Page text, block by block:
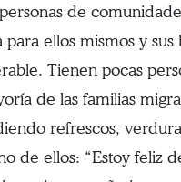
de
ellos mismos y sus
Tienen pocas
de las familias
refrescos,
de ellos: “Estoy feliz